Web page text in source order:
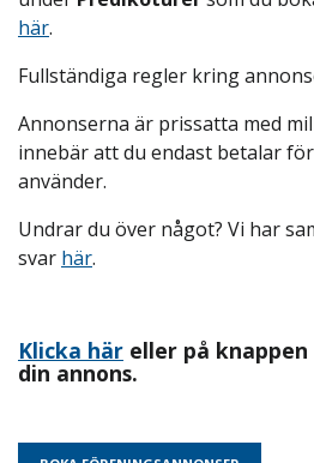
här.
Fullständiga regler kring
Annonserna är prissatta med
innebär att du endast betalar
använder.
Undrar du över något? Vi har
svar här.
Klicka här eller på
din annons.